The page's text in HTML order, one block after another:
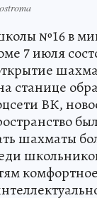
№16 в
7 июля
станице
ВК,
шахматы